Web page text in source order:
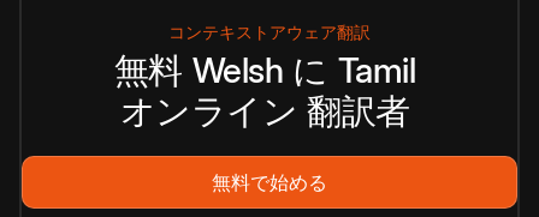
コンテキストアウェア翻訳
無料 Welsh に Tamil
オンライン 翻訳者
無料で始める